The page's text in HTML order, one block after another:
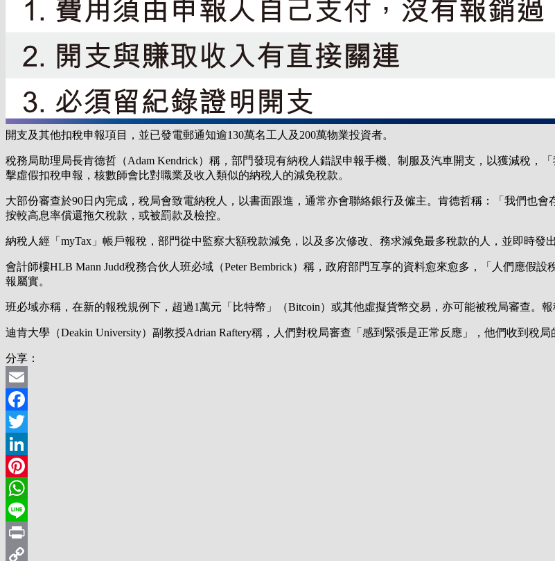
開支及其他扣稅申報項目，並已發電郵通知逾130萬名工人及200萬物業投資者。
稅務局助理局長肯德哲（Adam Kendrick）稱，部門發現有納稅人錯誤申報手機、制服及汽車開支，以獲減稅，
擊虛假扣稅申報，核數師會比對職業及收入類似的納稅人的減免稅款。
大部份審查於90日內完成，稅局會致電納稅人，以書面跟進，通常亦會聯絡銀行及僱主。肯德哲稱：「我們也
按較高息率償還拖欠稅款，或被罰款及檢控。
納稅人經「myTax」帳戶報稅，部門從中監察大額稅款減免，以及多次修改、務求減免最多稅款的人，並即時發出
會計師樓HLB Mann Judd稅務合伙人班必域（Peter Bembrick）稱，政府部門互享的資料愈來愈多，「人們應假
報屬實。
班必域亦稱，在新的報稅規例下，超過1萬元「比特幣」（Bitcoin）或其他虛擬貨幣交易，亦可能被稅局審查。
迪肯大學（Deakin University）副教授Adrian Raftery稱，人們對稅局審查「感到緊張是正常反應」，他們收到稅
分享：
Email
Facebook
Twitter
LinkedIn
Pinterest
WhatsApp
Line
Print